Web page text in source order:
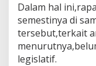
Dalam hal
semestinya di
tersebut,terkait
legislatif.